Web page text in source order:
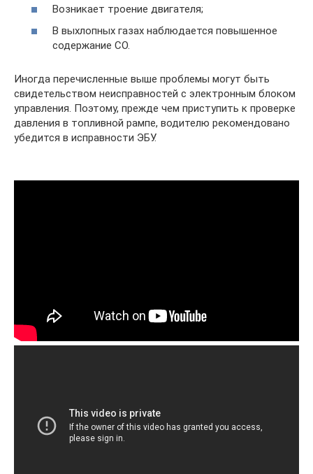
Возникает троение двигателя;
В выхлопных газах наблюдается повышенное
содержание СО.
Иногда перечисленные выше проблемы могут быть
свидетельством неисправностей с электронным блоком
управления. Поэтому, прежде чем приступить к проверке
давления в топливной рампе, водителю рекомендовано
убедится в исправности ЭБУ.